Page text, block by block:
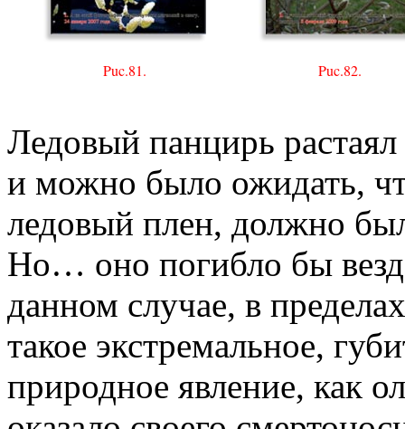
Puc.81. Puc.82.
Ледовый панцирь
и можно было ожидать,
ледовый плен, должно
Но… оно погибло бы
данном случае, в
такое экстремальное,
природное явление, как